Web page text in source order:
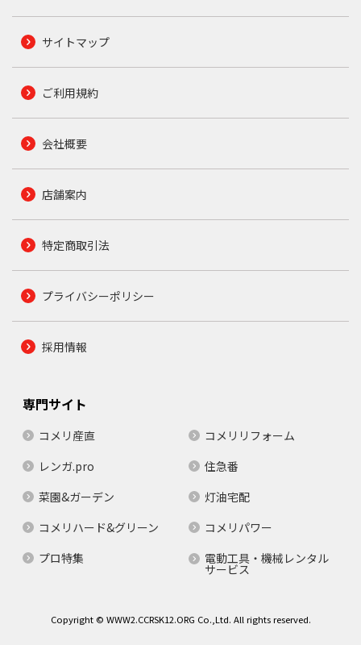
サイトマップ
ご利用規約
会社概要
店舗案内
特定商取引法
プライバシーポリシー
採用情報
専門サイト
コメリ産直
コメリリフォーム
レンガ.pro
住急番
菜園&ガーデン
灯油宅配
コメリハード&グリーン
コメリパワー
プロ特集
電動工具・機械レンタル
サービス
Copyright © WWW2.CCRSK12.ORG Co.,Ltd. All rights reserved.